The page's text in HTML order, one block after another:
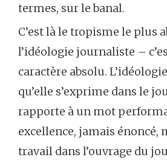
termes, sur le banal.
C’est là le tropisme le plus
l’idéologie journaliste –
caractère absolu.
qu’elle s’exprime dans le
rapporte à un mot
excellence, jamais énoncé,
travail dans l’ouvrage du